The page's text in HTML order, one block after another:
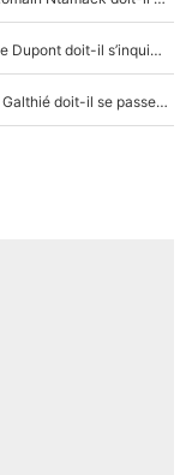
«Le XV de France est meilleur avec Lucu» : Antoine Dupont doit-il s’inquiéter pour sa place ?
Le XV de France a trouvé son remplaçant : Fabien Galthié doit-il se passer d'Antoine Dupont ?